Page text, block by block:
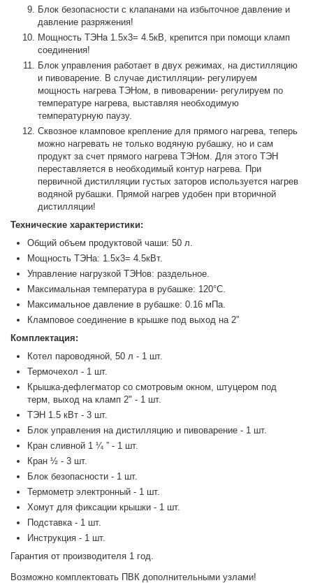
Блок безопасности с клапанами на избыточное давление и
давление разряжения!
Мощность ТЭНа 1.5х3= 4.5кВ, крепится при помощи кламп
соединения!
Блок управления работает в двух режимах, на дистилляцию
и пивоварение. В случае дистилляции- регулируем
мощность нагрева ТЭНом, в пивоварении- регулируем по
температуре нагрева, выставляя необходимую
температурную паузу.
Сквозное кламповое крепление для прямого нагрева, теперь
можно нагревать не только водяную рубашку, но и сам
продукт за счет прямого нагрева ТЭНом. Для этого ТЭН
переставляется в необходимый контур нагрева. При
первичной дистилляции густых заторов используется нагрев
водяной рубашки. Прямой нагрев удобен при вторичной
дистилляции!
Технические характеристики:
Общий объем продуктовой чаши: 50 л.
Мощность ТЭНа: 1.5х3= 4.5кВт.
Управление нагрузкой ТЭНов: раздельное.
Максимальная температура в рубашке: 120°С.
Максимальное давление в рубашке: 0.16 мПа.
Кламповое соединение в крышке под выход на 2”
Комплектация:
Котел пароводяной, 50 л - 1 шт.
Термочехол - 1 шт.
Крышка-дефлегматор со смотровым окном, штуцером под
терм, выход на кламп 2" - 1 шт.
ТЭН 1.5 кВт - 3 шт.
Блок управления на дистилляцию и пивоварение - 1 шт.
Кран сливной 1 ¼ ” - 1 шт.
Кран ½ - 3 шт.
Блок безопасности - 1 шт.
Термометр электронный - 1 шт.
Хомут для фиксации крышки - 1 шт.
Подставка - 1 шт.
Инструкция - 1 шт.
Гарантия от производителя 1 год.
Возможно комплектовать ПВК дополнительными узлами!